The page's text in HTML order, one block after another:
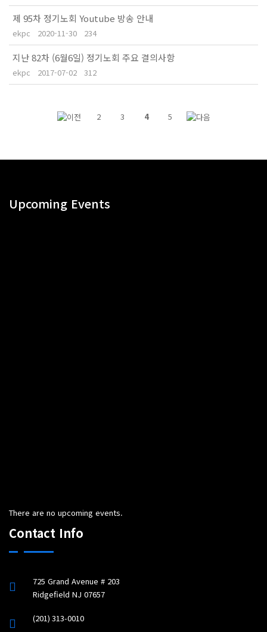
제 95차 정기노회 Youtube 방송 안내
ekpc 2020-11-30 234
지난 82차 (6월6일) 정기노회 주요 결의사항
ekpc 2017-07-02 312
2 3 4 5
Upcoming Events
There are no upcoming events.
Contact Info
725 Grand Avenue # 203
Ridgefield NJ 07657
(201) 313-0010